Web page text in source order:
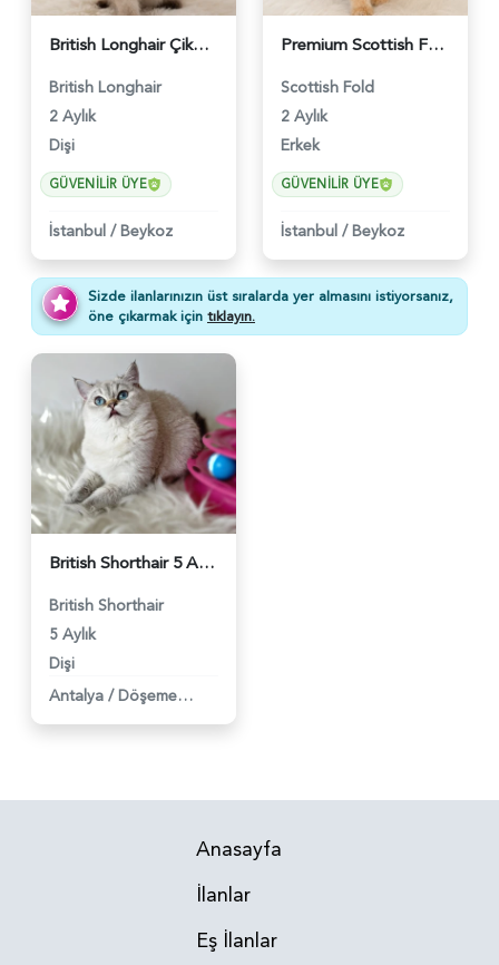
British Longhair Çikolatalı Sütlü Dişi Yavrumuz - 6347
British Longhair
2 Aylık
Dişi
GÜVENILIR ÜYE
İstanbul / Beykoz
Premium Scottish Fold Golden Yavru - 6400
Scottish Fold
2 Aylık
Erkek
GÜVENILIR ÜYE
İstanbul / Beykoz
Sizde ilanlarınızın üst sıralarda yer almasını istiyorsanız,
öne çıkarmak için tıklayın.
British Shorthair 5 Aylık Dişi - 1844
British Shorthair
5 Aylık
Dişi
Antalya / Döşemealti
Anasayfa
İlanlar
Eş İlanlar